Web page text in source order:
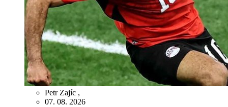
Petr Zajíc ,
07. 08. 2026